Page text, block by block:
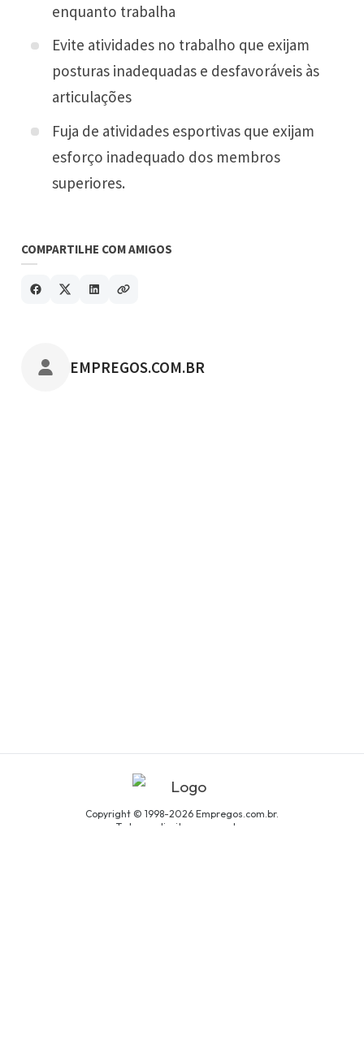
enquanto trabalha
Evite atividades no trabalho que exijam
posturas inadequadas e desfavoráveis às
articulações
Fuja de atividades esportivas que exijam
esforço inadequado dos membros
superiores.
COMPARTILHE COM AMIGOS
POSTADO POR
EMPREGOS.COM.BR
Copyright © 1998-2026 Empregos.com.br.
Todos os direitos reservados.